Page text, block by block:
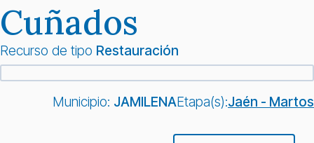
Cuñados
Recurso de tipo Restauración
Municipio: JAMILENAEtapa(s):Jaén - Martos